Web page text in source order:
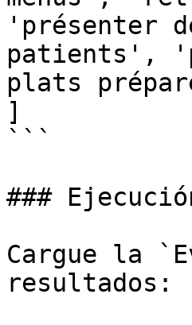
'présenter
patients',
plats
]
```
###
Cargue la
resultados: